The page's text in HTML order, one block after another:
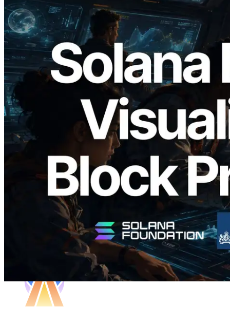
2026.05.24
Validators Solutions ra mắt Solana Block
Analyzer — Trực quan hóa thời gian tạo
block và validator phụ trách theo từng
slot
Đọc bài viết này